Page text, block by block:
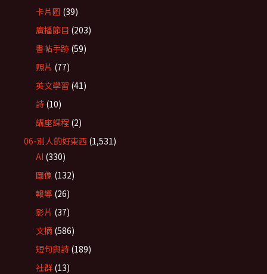
卡片圖 (39)
廣播節目 (203)
書帖手跡 (59)
照片 (77)
英文學習 (41)
詩 (10)
講座課程 (2)
06-別人的好東西 (1,531)
AI (330)
圖像 (132)
報導 (26)
影片 (37)
文摘 (586)
短句與詩 (189)
社群 (13)